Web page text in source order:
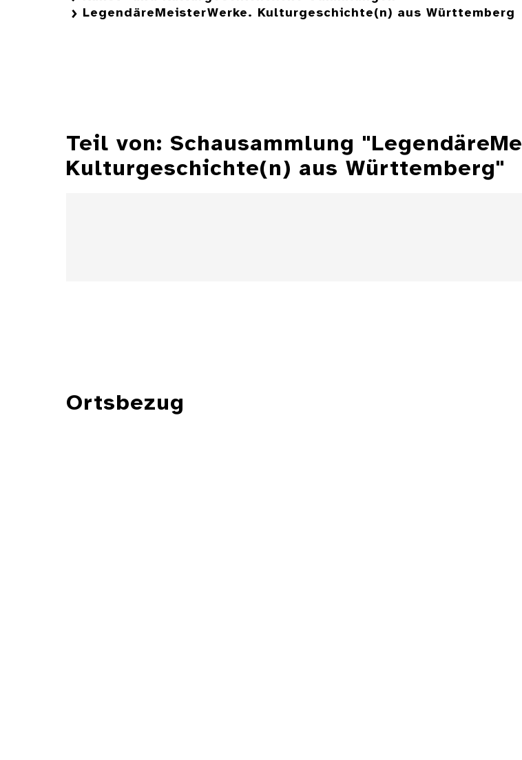
LegendäreMeisterWerke. Kulturgeschichte(n) aus Württemberg
Teil von: Schausammlung
Kulturgeschichte(n) aus Württemberg"
Ortsbezug